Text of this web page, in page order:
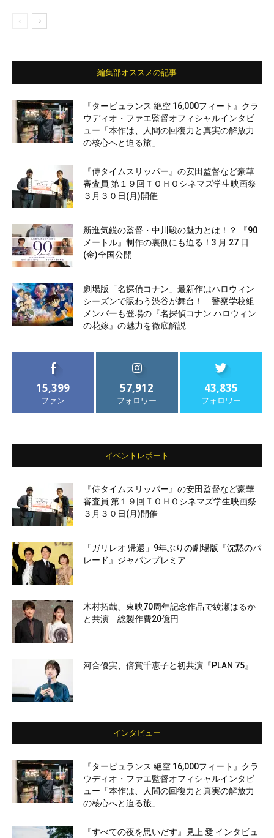
編集部オススメの記事
『タービュランス 絶空 16,000フィート』クラ
ウディオ・ファエ監督オフィシャルインタビ
ュー「本作は、人間の回復力と真実の解放力
の核心へと迫る旅」
『侍タイムスリッパー』の安田監督など豪華
審査員 第１９回ＴＯＨＯシネマズ学生映画祭
３月３０日(月)開催
新進気鋭の監督・中川駿の魅力とは！？ 『90
メートル』制作の裏側にも迫る！3 月 27 日
(金)全国公開
劇場版「名探偵コナン」最新作はハロウィン
シーズンで賑わう渋谷が舞台！ 警察学校組
メンバーも登場の『名探偵コナン ハロウィン
の花嫁』の魅力を徹底解説
15,399
ファン
57,912
フォロワー
43,835
フォロワー
イベントレポート
『侍タイムスリッパー』の安田監督など豪華
審査員 第１９回ＴＯＨＯシネマズ学生映画祭
３月３０日(月)開催
「ガリレオ 帰還」9年ぶりの劇場版『沈黙のパ
レード』ジャパンプレミア
木村拓哉、東映70周年記念作品で綾瀬はるか
と共演 総製作費20億円
河合優実、倍賞千恵子と初共演『PLAN 75』
インタビュー
『タービュランス 絶空 16,000フィート』クラ
ウディオ・ファエ監督オフィシャルインタビ
ュー「本作は、人間の回復力と真実の解放力
の核心へと迫る旅」
『すべての夜を思いだす』見上 愛 インタビュ